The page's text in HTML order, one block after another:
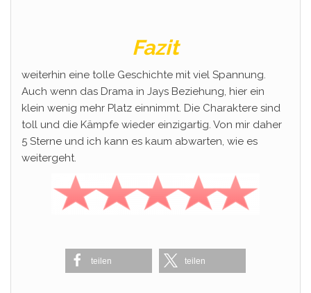
Fazit
weiterhin eine tolle Geschichte mit viel Spannung.
Auch wenn das Drama in Jays Beziehung, hier ein
klein wenig mehr Platz einnimmt. Die Charaktere sind
toll und die Kämpfe wieder einzigartig. Von mir daher
5 Sterne und ich kann es kaum abwarten, wie es
weitergeht.
teilen teilen